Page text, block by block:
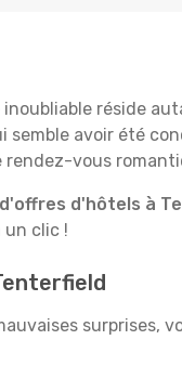
réside
avoir été
vous
d'hôtels à
un clic !
surprises,